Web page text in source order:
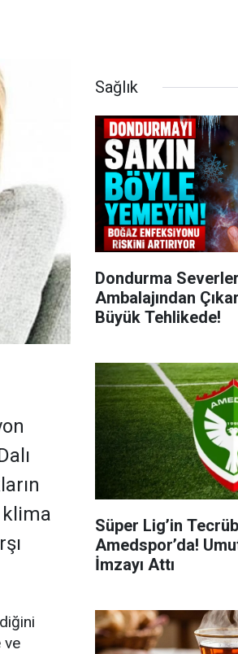
klima
ve
Sağlık
Dondurma
Ambalajından
Büyük Tehlikede!
Süper Lig’in
Amedspor’da!
İmzayı Attı